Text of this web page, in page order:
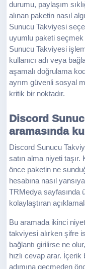
durumu, paylaşım
alınan paketin nasıl
Sunucu Takviyesi
uyumlu paketi seçmek
Sunucu Takviyesi
kullanıcı adı veya
aşamalı doğrulama
ayrım güvenli sosyal
kritik bir noktadır.
Discord
aramasında
Discord Sunucu
satın alma niyeti taşır.
önce paketin ne
hesabına nasıl
TRMedya sayfasında
kolaylaştıran
Bu aramada ikinci
takviyesi alırken şifre
bağlantı girilirse ne
hızlı cevap arar.
adımına geçmeden